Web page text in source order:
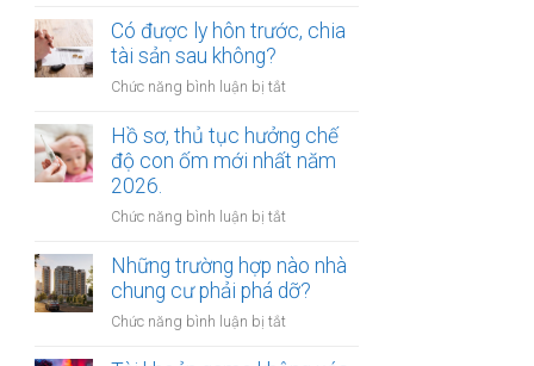
thần
thế
nào?
được
hôn
yêu
cầu
không?
Có được ly hôn trước, chia
tài sản sau không?
Chức năng bình luận bị tắt
được
ly
chia
sản
sau
Hồ sơ, thủ tục hưởng chế
độ con ốm mới nhất năm
2026.
Chức năng bình luận bị tắt
sơ,
thủ
hưởng
Những trường hợp nào nhà
chung cư phải phá dỡ?
Chức năng bình luận bị tắt